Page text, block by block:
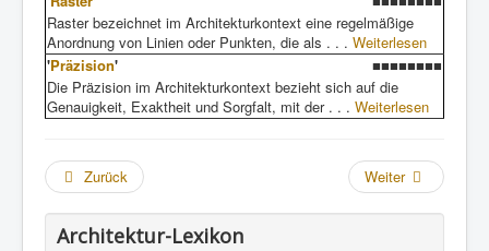
Raster bezeichnet im Architekturkontext eine regelmäßige
Anordnung von Linien oder Punkten, die als . . . Weiterlesen
'Präzision'
■■■■■■■■
Die Präzision im Architekturkontext bezieht sich auf die
Genauigkeit, Exaktheit und Sorgfalt, mit der . . . Weiterlesen
Zurück Weiter
Architektur-Lexikon